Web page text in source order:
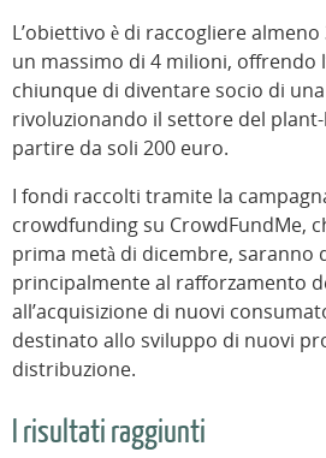
L’obiettivo è di raccogliere
un massimo di 4 milioni, offrendo
chiunque di diventare socio di
rivoluzionando il settore del
partire da soli 200 euro.
I fondi raccolti tramite la
crowdfunding su CrowdFundMe,
prima metà di dicembre, saranno
principalmente al rafforzamento
all’acquisizione di nuovi
destinato allo sviluppo di nuovi
distribuzione.
I risultati raggiunti